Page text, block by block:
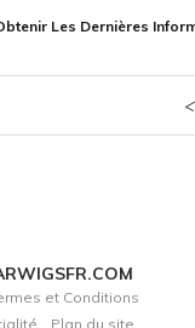
Les Dernières
et Conditions
Plan du site